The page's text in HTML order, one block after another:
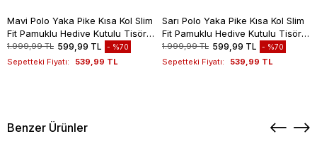
Mavi Polo Yaka Pike Kısa Kol Slim
Fit Pamuklu Hediye Kutulu Tişört
1011260169
1.999,99 TL 599,99 TL %70
Sepetteki Fiyatı: 539,99 TL
Sarı Polo Yaka Pike Kısa Kol Slim
Fit Pamuklu Hediye Kutulu Tişört
1011260169
1.999,99 TL 599,99 TL %70
Sepetteki Fiyatı: 539,99 TL
Benzer Ürünler